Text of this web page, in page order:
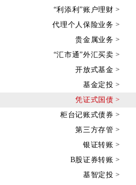
“利添利”账户理财 >
代理个人保险业务 >
贵金属业务 >
“汇市通”外汇买卖 >
开放式基金 >
基金定投 >
凭证式国债 >
柜台记账式债券 >
第三方存管 >
银证转账 >
B股证券转账 >
基智定投 >